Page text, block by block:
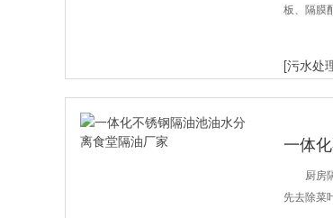
板、隔膜
[污水处
一体
厨房
先去除菜